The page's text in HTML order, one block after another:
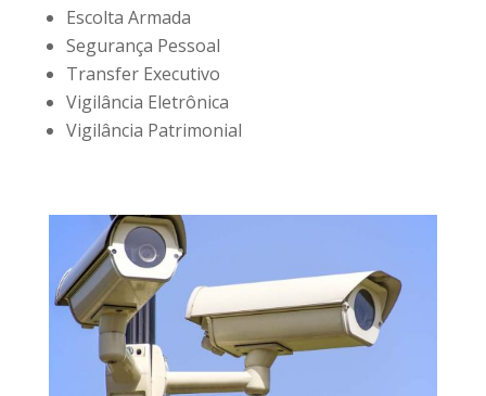
Escolta Armada
Segurança Pessoal
Transfer Executivo
Vigilância Eletrônica
Vigilância Patrimonial